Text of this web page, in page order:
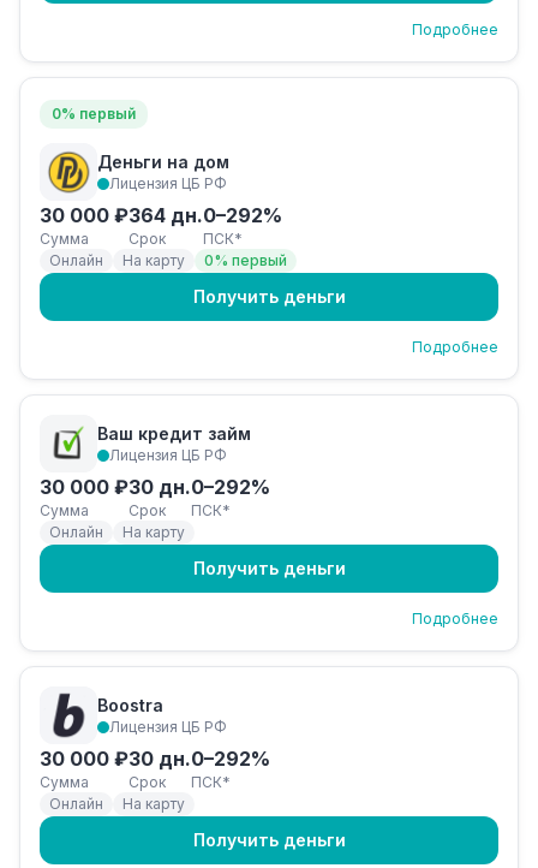
Подробнее
0% первый
Деньги на дом
Лицензия ЦБ РФ
30 000 ₽
Сумма
364 дн.
Срок
0–292%
ПСК*
Онлайн
На карту 0% первый
Получить деньги
Подробнее
Ваш кредит займ
Лицензия ЦБ РФ
30 000 ₽
Сумма
30 дн.
Срок
0–292%
ПСК*
Онлайн
На карту
Получить деньги
Подробнее
Boostra
Лицензия ЦБ РФ
30 000 ₽
Сумма
30 дн.
Срок
0–292%
ПСК*
Онлайн
На карту
Получить деньги